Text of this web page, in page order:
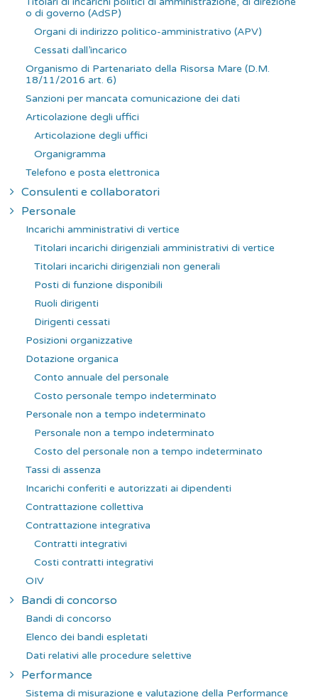
o di governo (AdSP)
Organi di indirizzo politico-amministrativo (APV)
Cessati dall’incarico
Organismo di Partenariato della Risorsa Mare (D.M.
18/11/2016 art. 6)
Sanzioni per mancata comunicazione dei dati
Articolazione degli uffici
Articolazione degli uffici
Organigramma
Telefono e posta elettronica
Consulenti e collaboratori
Personale
Incarichi amministrativi di vertice
Titolari incarichi dirigenziali amministrativi di vertice
Titolari incarichi dirigenziali non generali
Posti di funzione disponibili
Ruoli dirigenti
Dirigenti cessati
Posizioni organizzative
Dotazione organica
Conto annuale del personale
Costo personale tempo indeterminato
Personale non a tempo indeterminato
Personale non a tempo indeterminato
Costo del personale non a tempo indeterminato
Tassi di assenza
Incarichi conferiti e autorizzati ai dipendenti
Contrattazione collettiva
Contrattazione integrativa
Contratti integrativi
Costi contratti integrativi
OIV
Bandi di concorso
Bandi di concorso
Elenco dei bandi espletati
Dati relativi alle procedure selettive
Performance
Sistema di misurazione e valutazione della Performance